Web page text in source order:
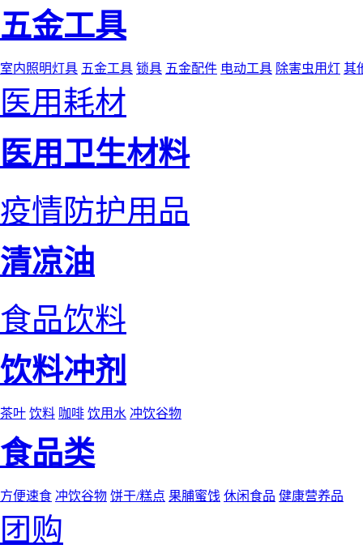
五金工具
室内照明灯具 五金工具 锁具 五金配件 电动工具 除害虫用灯 其
医用耗材
医用卫生材料
疫情防护用品
清凉油
食品饮料
饮料冲剂
茶叶 饮料 咖啡 饮用水 冲饮谷物
食品类
方便速食 冲饮谷物 饼干/糕点 果脯蜜饯 休闲食品 健康营养品
团购